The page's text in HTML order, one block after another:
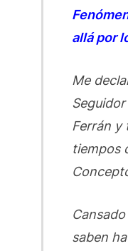
allá por
Me
Ferrán y
tiempos
saben